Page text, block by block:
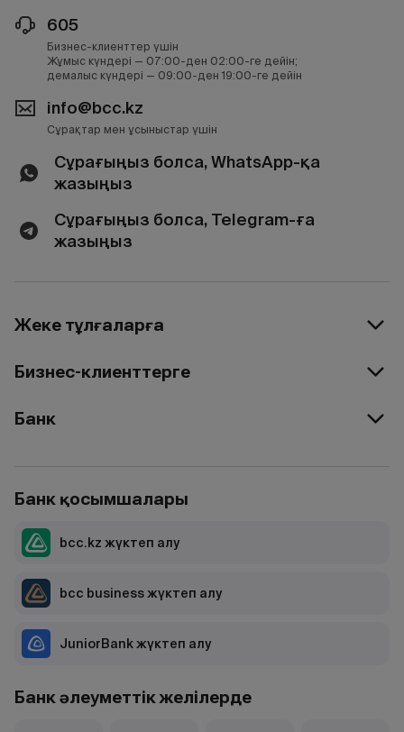
605
Бизнес-клиенттер үшін
Жұмыс күндері — 07:00-ден 02:00-ге дейін;
демалыс күндері — 09:00-ден 19:00-ге дейін
info@bcc.kz
Сұрақтар мен ұсыныстар үшін
Сұрағыңыз болса, WhatsApp-қа
жазыңыз
Сұрағыңыз болса, Telegram-ға
жазыңыз
Жеке тұлғаларға
Бизнес-клиенттерге
Банк
Банк әлеуметтік желілерде
Банк қосымшалары
bcc.kz жүктеп алу
bcc business жүктеп алу
JuniorBank жүктеп алу